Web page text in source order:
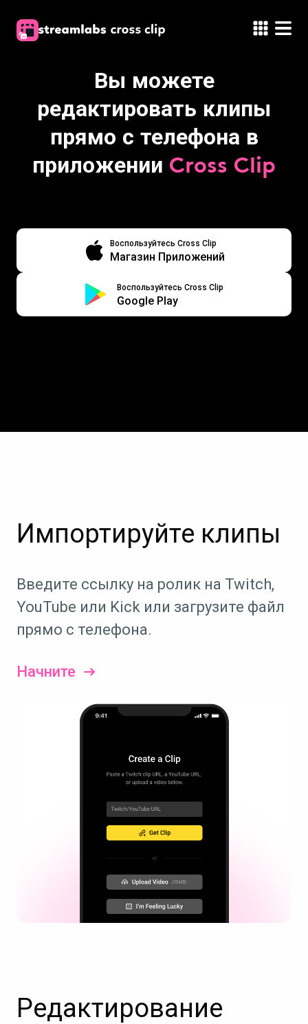
Вы можете
редактировать клипы
прямо с телефона в
приложении Cross Clip
Воспользуйтесь Cross Clip
Магазин Приложений
Воспользуйтесь Cross Clip
Google Play
Импортируйте клипы
Введите ссылку на ролик на Twitch,
YouTube или Kick или загрузите файл
прямо с телефона.
Начните
Редактирование